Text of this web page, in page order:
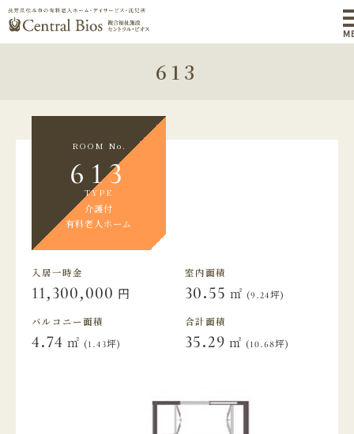
613
ROOM No.
613
TYPE
介護付
有料老人ホーム
入居一時金
11,300,000 円
室内面積
30.55 ㎡ (9.24坪)
バルコニー面積
4.74 ㎡ (1.43坪)
合計面積
35.29 ㎡ (10.68坪)